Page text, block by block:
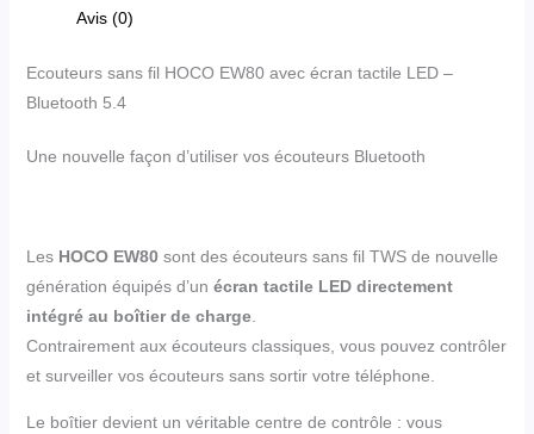
Avis (0)
Ecouteurs sans fil HOCO EW80 avec écran tactile LED –
Bluetooth 5.4
Une nouvelle façon d’utiliser vos écouteurs Bluetooth
Les HOCO EW80sont des écouteurs sans fil TWS de nouvelle
génération équipés d’un écran tactile LED directement
intégré au boîtier de charge.
Contrairement aux écouteurs classiques, vous pouvez contrôler
et surveiller vos écouteurs sans sortir votre téléphone.
Le boîtier devient un véritable centre de contrôle : vous